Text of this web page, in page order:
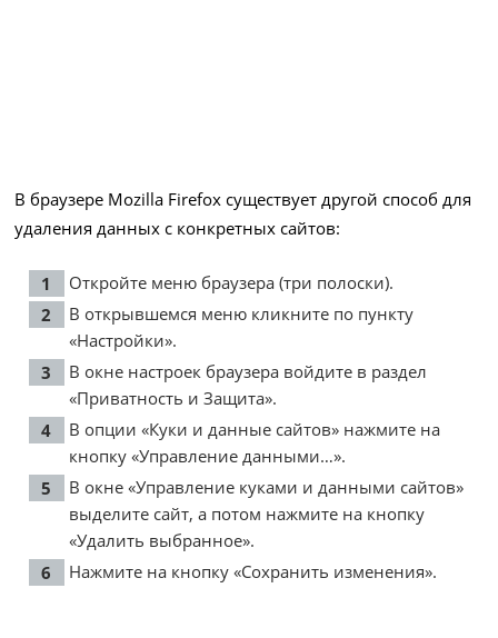
В браузере Mozilla Firefox существует другой способ для
удаления данных с конкретных сайтов:
Откройте меню браузера (три полоски).
В открывшемся меню кликните по пункту
«Настройки».
В окне настроек браузера войдите в раздел
«Приватность и Защита».
В опции «Куки и данные сайтов» нажмите на
кнопку «Управление данными…».
В окне «Управление куками и данными сайтов»
выделите сайт, а потом нажмите на кнопку
«Удалить выбранное».
Нажмите на кнопку «Сохранить изменения».